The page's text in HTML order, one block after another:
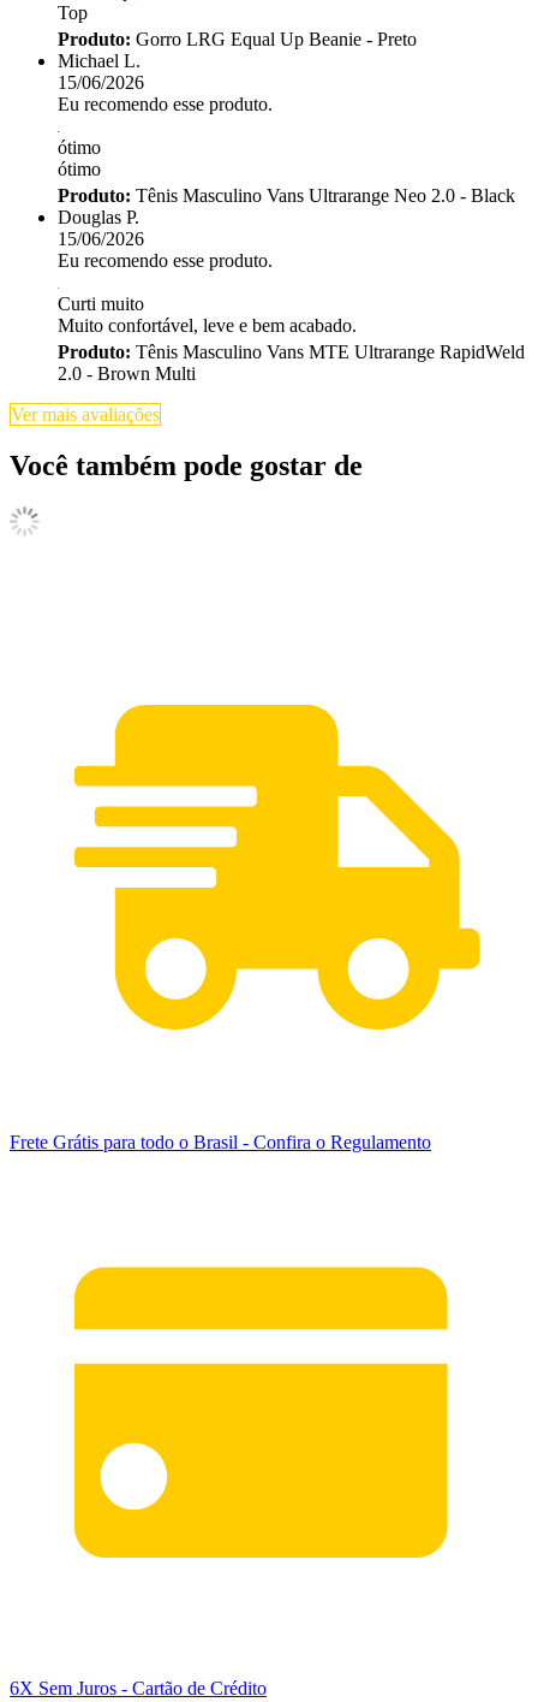
Top
Produto: Gorro LRG Equal Up Beanie - Preto
Michael L.
15/06/2026
Eu recomendo esse produto.
ótimo
ótimo
Produto: Tênis Masculino Vans Ultrarange Neo 2.0 - Black
Douglas P.
15/06/2026
Eu recomendo esse produto.
Curti muito
Muito confortável, leve e bem acabado.
Produto: Tênis Masculino Vans MTE Ultrarange RapidWeld
2.0 - Brown Multi
Ver mais avaliações
Você também pode gostar de
Frete Grátis para todo o Brasil - Confira o Regulamento
6X Sem Juros - Cartão de Crédito